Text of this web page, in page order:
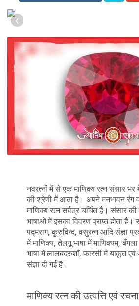
‹
नवरत्नों में से एक माणिक्य रत्न संसार भर
की श्रेणी में आता है। अपने मनभावन
माणिक्य रत्न सर्वत्र चर्चित है। संसार
भाषाओं में इसका विवरण प्राप्त होता
पद्मराग, कुरुविन्द, वसुरत्न आदि संज्ञा
में माणिक्य, तेलगू भाषा में माणिक्यम्,
भाषा में लालबदरुशाँ, फारसी में याकूत एवं
संज्ञा दी गई है।
माणिक्य रत्न की उत्पत्ति एवं रचना